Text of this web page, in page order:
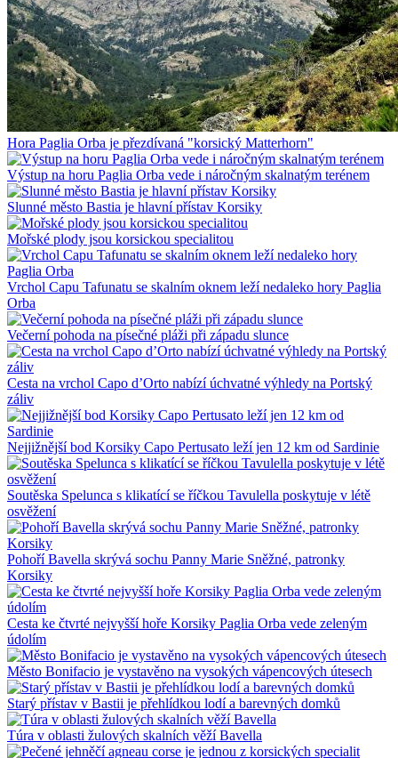
Hora Paglia Orba je přezdívaná "korsický Matterhorn"
Výstup na horu Paglia Orba vede i náročným skalnatým terénem
Slunné město Bastia je hlavní přístav Korsiky
Mořské plody jsou korsickou specialitou
Vrchol Capu Tafunatu se skalním oknem leží nedaleko hory Paglia
Orba
Večerní pohoda na písečné pláži při západu slunce
Cesta na vrchol Capo d’Orto nabízí úchvatné výhledy na Portský
záliv
Nejjižnější bod Korsiky Capo Pertusato leží jen 12 km od Sardinie
Soutěska Spelunca s klikatící se říčkou Tavulella poskytuje v létě
osvěžení
Pohoří Bavella skrývá sochu Panny Marie Sněžné, patronky
Korsiky
Cesta ke čtvrté nejvyšší hoře Korsiky Paglia Orba vede zeleným
údolím
Město Bonifacio je vystavěno na vysokých vápencových útesech
Starý přístav v Bastii je přehlídkou lodí a barevných domků
Túra v oblasti žulových skalních věží Bavella